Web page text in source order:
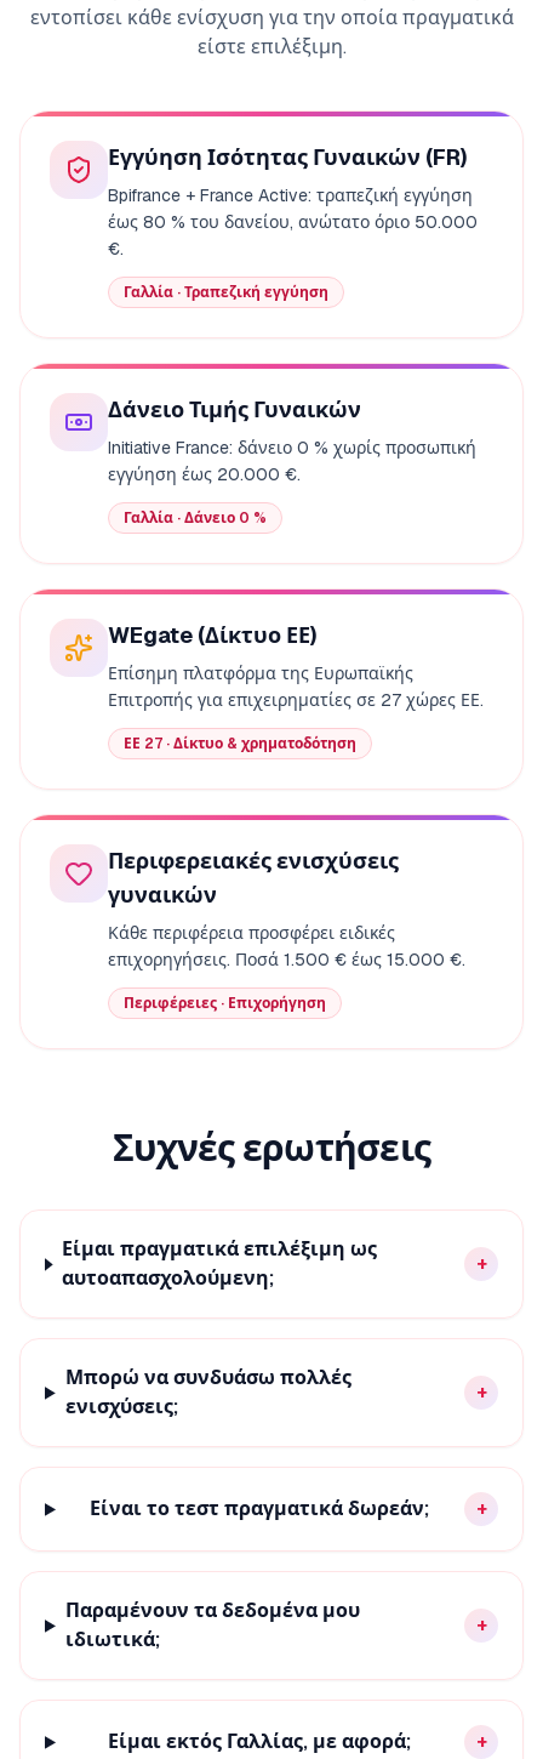
εντοπίσει κάθε ενίσχυση για την οποία πραγματικά
είστε επιλέξιμη.
Εγγύηση Ισότητας Γυναικών (FR)
Bpifrance + France Active: τραπεζική εγγύηση
έως 80 % του δανείου, ανώτατο όριο 50.000
€.
Γαλλία · Τραπεζική εγγύηση
Δάνειο Τιμής Γυναικών
Initiative France: δάνειο 0 % χωρίς προσωπική
εγγύηση έως 20.000 €.
Γαλλία · Δάνειο 0 %
WEgate (Δίκτυο ΕΕ)
Επίσημη πλατφόρμα της Ευρωπαϊκής
Επιτροπής για επιχειρηματίες σε 27 χώρες ΕΕ.
ΕΕ 27 · Δίκτυο & χρηματοδότηση
Περιφερειακές ενισχύσεις
γυναικών
Κάθε περιφέρεια προσφέρει ειδικές
επιχορηγήσεις. Ποσά 1.500 € έως 15.000 €.
Περιφέρειες · Επιχορήγηση
Συχνές ερωτήσεις
Είμαι πραγματικά επιλέξιμη ως
αυτοαπασχολούμενη;
+
Μπορώ να συνδυάσω πολλές
ενισχύσεις;
+
Είναι το τεστ πραγματικά δωρεάν; +
Παραμένουν τα δεδομένα μου
ιδιωτικά;
+
Είμαι εκτός Γαλλίας, με αφορά; +